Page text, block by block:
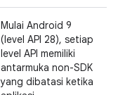
Mulai Android 9
(level API 28), setiap
level API memiliki
antarmuka non-SDK
yang dibatasi ketika